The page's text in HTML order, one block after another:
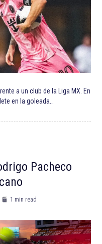
a un club de la Liga MX. En
en la goleada…
Pacheco
1 min read